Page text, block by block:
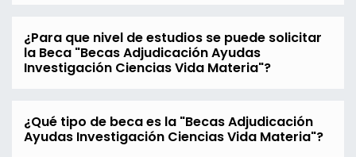
¿Para que nivel de estudios se puede solicitar
la Beca "Becas Adjudicación Ayudas
Investigación Ciencias Vida Materia"?
¿Qué tipo de beca es la "Becas Adjudicación
Ayudas Investigación Ciencias Vida Materia"?